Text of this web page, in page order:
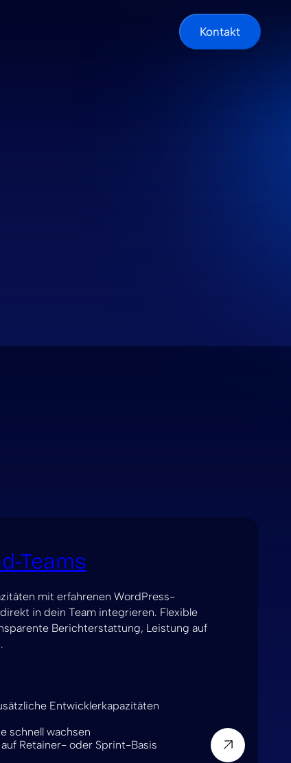
Kontakt
Teams
mit erfahrenen WordPress-
in dein Team integrieren. Flexible
Berichterstattung, Leistung auf
Entwicklerkapazitäten
schnell wachsen
Retainer- oder Sprint-Basis